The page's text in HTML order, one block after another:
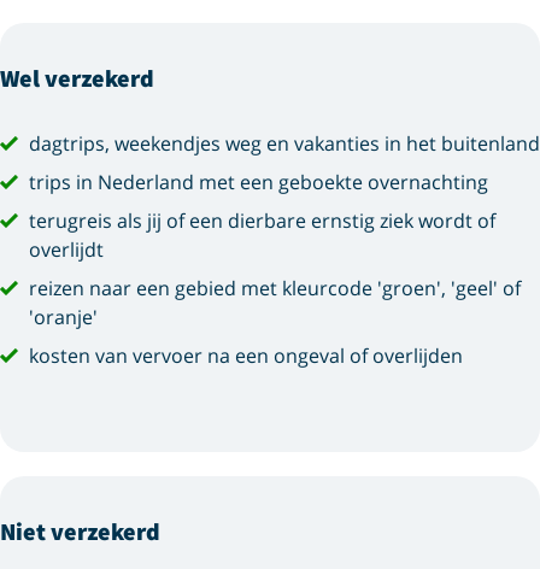
Wel verzekerd
dagtrips, weekendjes weg en vakanties in het buitenland
trips in Nederland met een geboekte overnachting
terugreis als jij of een dierbare ernstig ziek wordt of
overlijdt
reizen naar een gebied met kleurcode 'groen', 'geel' of
'oranje'
kosten van vervoer na een ongeval of overlijden
Niet verzekerd